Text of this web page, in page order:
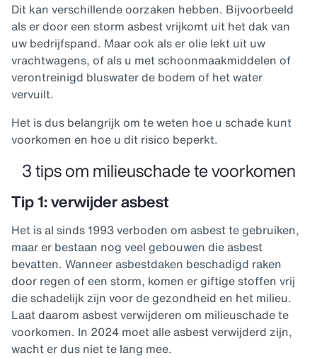
Dit kan verschillende oorzaken hebben. Bijvoorbeeld
als er door een storm asbest vrijkomt uit het dak van
uw bedrijfspand. Maar ook als er olie lekt uit uw
vrachtwagens, of als u met schoonmaakmiddelen of
verontreinigd bluswater de bodem of het water
vervuilt.
Het is dus belangrijk om te weten hoe u schade kunt
voorkomen en hoe u dit risico beperkt.
3 tips om milieuschade te voorkomen
Tip 1: verwijder asbest
Het is al sinds 1993 verboden om asbest te gebruiken,
maar er bestaan nog veel gebouwen die asbest
bevatten. Wanneer asbestdaken beschadigd raken
door regen of een storm, komen er giftige stoffen vrij
die schadelijk zijn voor de gezondheid en het milieu.
Laat daarom asbest verwijderen om milieuschade te
voorkomen. In 2024 moet alle asbest verwijderd zijn,
wacht er dus niet te lang mee.